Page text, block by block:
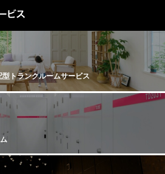
バランスがとれて、アプローチャブルになっ
けという飲み方も気軽にできそうだ。サスキア
ティフとして飲む時は、氷を1、2個入れて」
うなトロピカルなノートにフレッシュ感を加え
う。 ライター 山本 昭彦レビュー投稿日2022/
ド・ファルグ 生産地：フランス ボルドー ソ
：セミヨン、ソーヴィニヨン・ブラン アルコ
味わい：白ワイン 極甘口 ワインアドヴ
：97 ポイント Rating 97 Release Price NA Drin
Reviewed by Neal Martin Issue Date 28th Jun
207, The Wine Advocate The de Fargues 2
13.9% alcohol and 134 grams of residual s
commenced on September 11, with slow b
and recommenced October 2-24, the pic
be conducted at a relatively leisurely pace. It
typical de Fargues nose that has lost its tongu
but it opens up to reveal a slightly spirituous bo
clear honey, pressed flowers, almond and a di
of the sea. The palate is medium-bodied with
トー・リューセック 生産地：フランス ボルド
1級 ぶどう品種：セミヨン ソーヴィニヨン・
い：白ワイン 貴腐ワイン 極甘口 ワインアド
ト：96+ ポイント Rating 96+ Release Price NA
2021 - 2050 Reviewed by Lisa Perrotti-Brown
30th Mar 2019 Source End of March 2019, Th
Pale lemon colored, the 2016 Rieusse
sashaying out of the glass with a beautiful floral
perfume of orange blossom, pink grapefruit, yu
lemongrass and fallen leaves with hints
and candied ginger. Having shed a lot of the p
when I last tasted this from barrel, the palat
loads of elegant, tightly wound layers and sea
finishing long and fragrant.
型トランクルームサービス